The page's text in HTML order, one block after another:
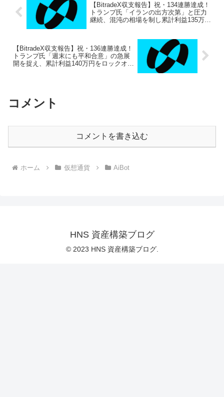
【BitradeX収支報告】祝・134連勝達成！
トランプ氏「イランの出方次第」と圧力
継続、混沌の相場を制し累計利益135万円
【BitradeX収支報告】祝・136連勝達成！
トランプ氏「週末にも平和合意」の急展
開を捉え、累計利益140万円をロックオン
コメント
コメントを書き込む
ホーム 仮想通貨 AiBot
HNS 資産構築ブログ
© 2023 HNS 資産構築ブログ.